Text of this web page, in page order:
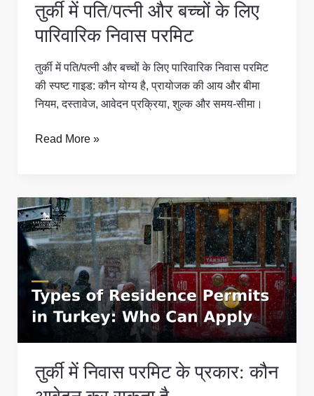
तुर्की में पति/पत्नी और बच्चों के लिए
पारिवारिक निवास परमिट
तुर्की में पति/पत्नी और बच्चों के लिए पारिवारिक निवास परमिट
की स्पष्ट गाइड: कौन योग्य है, प्रायोजक की आय और बीमा
नियम, दस्तावेज, आवेदन प्रक्रिया, शुल्क और समय-सीमा।
निवास
परमिट
Read More »
तुर्की में निवास परमिट के प्रकार: कौन
तुर्की
में
निवास
परमिट
के
प्रकार:
कौन
आवेदन
सकता